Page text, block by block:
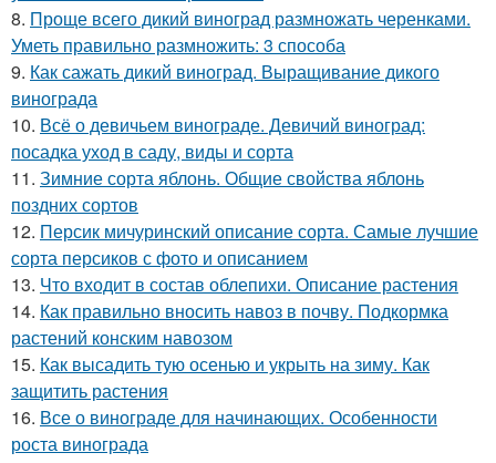
8. Проще всего дикий виноград размножать черенками.
Уметь правильно размножить: 3 способа
9. Как сажать дикий виноград. Выращивание дикого
винограда
10. Всё о девичьем винограде. Девичий виноград:
посадка уход в саду, виды и сорта
11. Зимние сорта яблонь. Общие свойства яблонь
поздних сортов
12. Персик мичуринский описание сорта. Самые лучшие
сорта персиков с фото и описанием
13. Что входит в состав облепихи. Описание растения
14. Как правильно вносить навоз в почву. Подкормка
растений конским навозом
15. Как высадить тую осенью и укрыть на зиму. Как
защитить растения
16. Все о винограде для начинающих. Особенности
роста винограда